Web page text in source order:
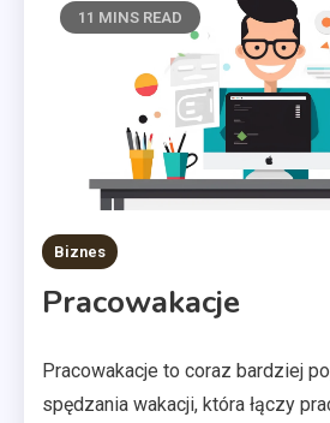
11 MINS READ
Biznes
Pracowakacje
Pracowakacje to coraz bardziej
spędzania wakacji, która łączy